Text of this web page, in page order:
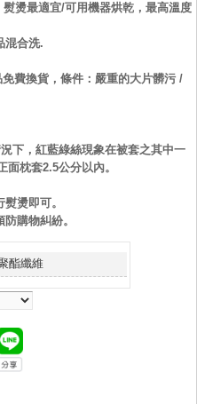
燙最適宜/可用機器烘乾，最高溫度
混合洗.
費換貨，條件：嚴重的大片髒污 /
下，紅藍綠絲現象在被套之其中一
枕套2.5公分以內。
燙即可。
購物糾紛。
酯纖維